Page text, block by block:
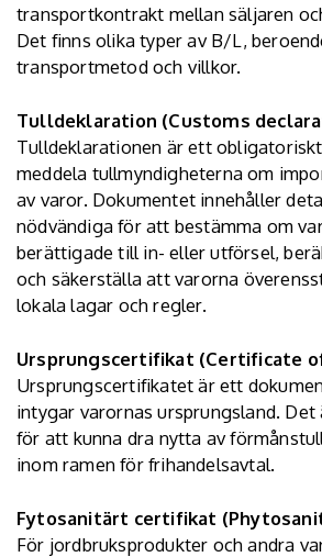
transportkontrakt mellan säljaren
Det finns olika typer av B/L,
transportmetod och villkor.
Tulldeklaration (Customs
Tulldeklarationen är ett
meddela tullmyndigheterna om
av varor. Dokumentet innehåller
nödvändiga för att bestämma om
berättigade till in- eller utförsel,
och säkerställa att varorna
lokala lagar och regler.
Ursprungscertifikat (Certificate
Ursprungscertifikatet är ett
intygar varornas ursprungsland.
för att kunna dra nytta av
inom ramen för frihandelsavtal.
Fytosanitärt certifikat
För jordbruksprodukter och andra